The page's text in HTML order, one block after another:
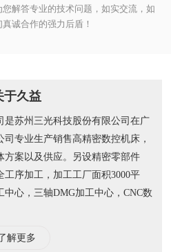
解答专业的技术问题，如实交流，如
诚合作的强力后盾！
于久益
是苏州三光科技股份有限公司在广
专业生产销售高精密数控机床，
方案以及供应。另设精密零部件
工序加工，加工工厂面积3000平
心，三轴DMG加工中心，CNC数
解更多